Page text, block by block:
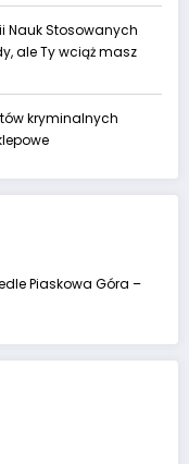
Nauk Stosowanych
ale Ty wciąż masz
kryminalnych
Piaskowa Góra –